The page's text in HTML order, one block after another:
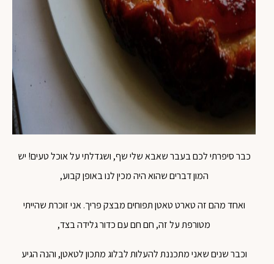
כבר סיפרתי לכם בעבר שאבא שלי שף, ושגדלתי על אוכל טעים! יש
המון דברים שהוא היה מכין לנו באופן קבוע,
ואחד מהם זה טארט טאטן תפוחים מבצק פריך. אני זוכרת שהייתי
מטורפת על זה, חם חם עם כדור גלידה בצד,
וכבר שנים שאני מתכננת להעלות לבלוג מתכון לטאטן, והנה הגיע